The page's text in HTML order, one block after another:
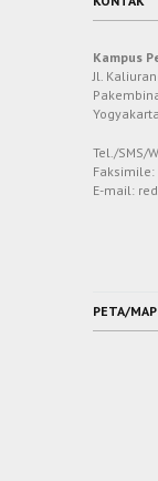
Kampus
Jl.
Tel./SMS/
E-mail:
PETA/MAP